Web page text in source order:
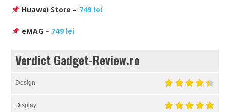
Huawei Store – 749 lei
eMAG – 749 lei
Verdict Gadget-Review.ro
Design
Display